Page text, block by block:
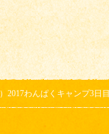
2017わんぱくキャンプ3日目